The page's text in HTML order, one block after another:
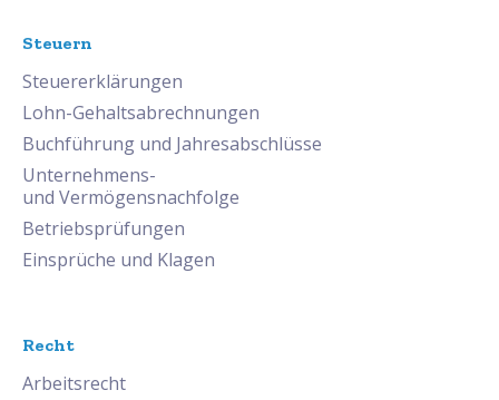
Steuern
Steuererklärungen
Lohn-Gehaltsabrechnungen
Buchführung und Jahresabschlüsse
Unternehmens-
und Vermögensnachfolge
Betriebsprüfungen
Einsprüche und Klagen
Recht
Arbeitsrecht